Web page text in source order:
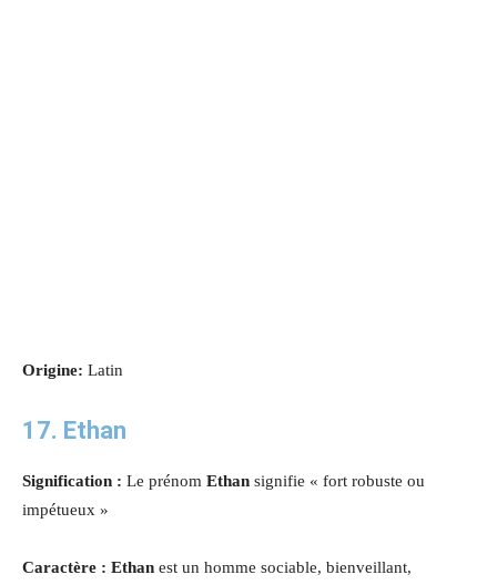
Origine: Latin
17. Ethan
Signification : Le prénom Ethan signifie « fort robuste ou
impétueux »
Caractère : Ethan est un homme sociable, bienveillant,